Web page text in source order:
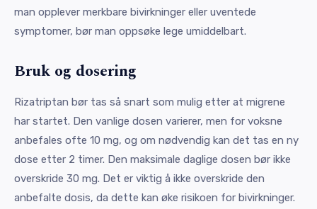
man opplever merkbare bivirkninger eller uventede
symptomer, bør man oppsøke lege umiddelbart.
Bruk og dosering
Rizatriptan bør tas så snart som mulig etter at migrene
har startet. Den vanlige dosen varierer, men for voksne
anbefales ofte 10 mg, og om nødvendig kan det tas en ny
dose etter 2 timer. Den maksimale daglige dosen bør ikke
overskride 30 mg. Det er viktig å ikke overskride den
anbefalte dosis, da dette kan øke risikoen for bivirkninger.